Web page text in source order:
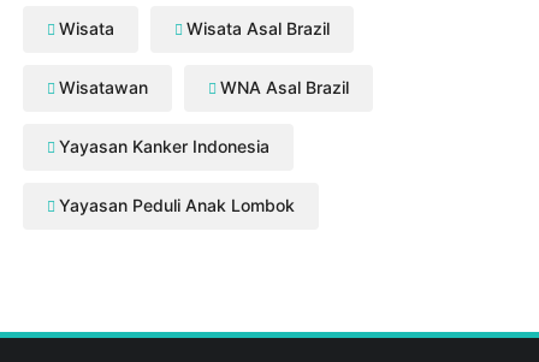
Wisata Wisata Asal Brazil
Wisatawan WNA Asal Brazil
Yayasan Kanker Indonesia
Yayasan Peduli Anak Lombok